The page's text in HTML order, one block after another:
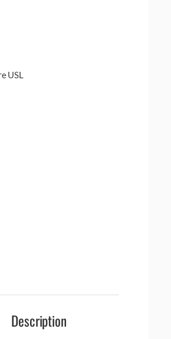
USL
Description